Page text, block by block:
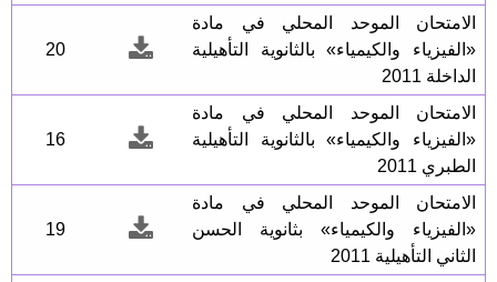
الامتحان الموحد المحلي في مادة
«الفيزياء والكيمياء» بالثانوية التأهيلية
الداخلة 2011
20
الامتحان الموحد المحلي في مادة
«الفيزياء والكيمياء» بالثانوية التأهيلية
الطبري 2011
16
الامتحان الموحد المحلي في مادة
«الفيزياء والكيمياء» بثانوية الحسن
الثاني التأهيلية 2011
19